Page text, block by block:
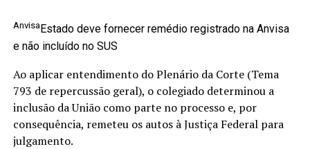
AnvisaEstado deve fornecer remédio registrado na Anvisa
e não incluído no SUS
Ao aplicar entendimento do Plenário da Corte (Tema
793 de repercussão geral), o colegiado determinou a
inclusão da União como parte no processo e, por
consequência, remeteu os autos à Justiça Federal para
julgamento.